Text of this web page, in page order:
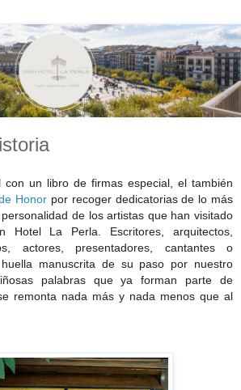
con un libro de firmas especial, el también
Honor por recoger dedicatorias de lo más
de los artistas que han visitado
Hotel La Perla. Escritores, arquitectos,
actores, presentadores, cantantes o
manuscrita de su paso por nuestro
palabras que ya forman parte de
remonta nada más y nada menos que al